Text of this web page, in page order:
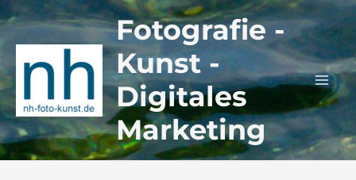
Zum
Inhalt
Fotografie -
Kunst -
Digitales
Marketing